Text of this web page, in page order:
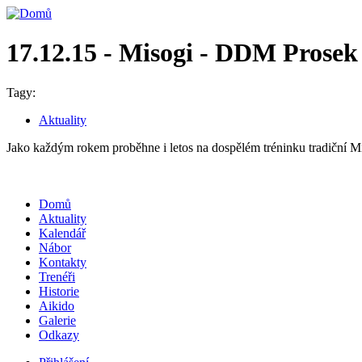
17.12.15 - Misogi - DDM Prosek
Tagy:
Aktuality
Jako každým rokem proběhne i letos na dospělém tréninku tradiční
Domů
Aktuality
Kalendář
Nábor
Kontakty
Trenéři
Historie
Aikido
Galerie
Odkazy